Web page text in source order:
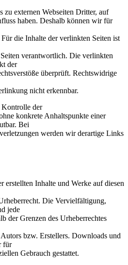
zu externen Webseiten Dritter, auf
haben. Deshalb können wir für
die Inhalte der verlinkten Seiten ist
verantwortlich. Die verlinkten
der
überprüft. Rechtswidrige
nicht erkennbar.
Kontrolle der
konkrete Anhaltspunkte einer
Bei
werden wir derartige Links
erstellten Inhalte und Werke auf diesen
Die Vervielfältigung,
jede
der Grenzen des Urheberrechtes
bzw. Erstellers. Downloads und
für
Gebrauch gestattet.